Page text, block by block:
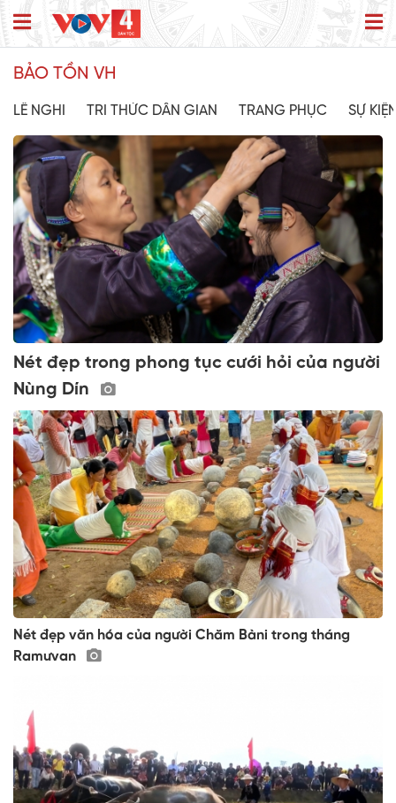
BẢO TỒN VH
LỄ NGHI TRI THỨC DÂN GIAN TRANG PHỤC SỰ
Nét đẹp trong phong tục cưới hỏi của người
Nùng Dín
Nét đẹp văn hóa của người Chăm Bàni trong tháng
Ramưvan